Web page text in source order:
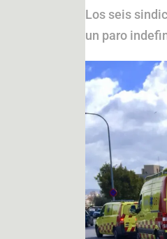
Los seis
un paro